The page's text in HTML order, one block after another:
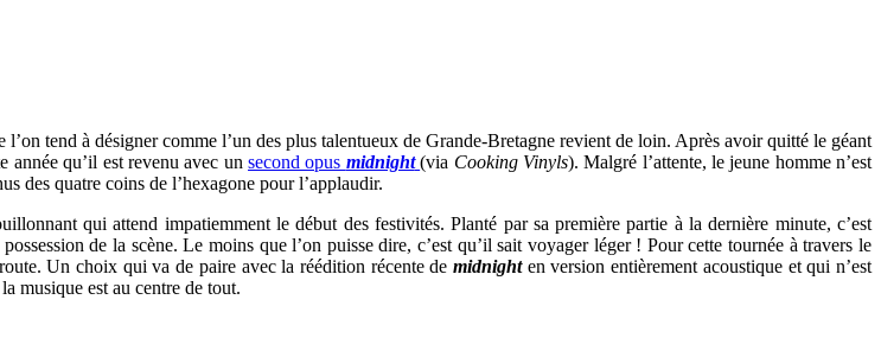
tend à désigner comme l’un des plus talentueux de Grande-Bretagne revient de loin. Après avoir quitté le géant
année qu’il est revenu avec unsecond opus midnight (via Cooking Vinyls). Malgré l’attente, le jeune homme n’est
des quatre coins de l’hexagone pour l’applaudir.
qui attend impatiemment le début des festivités. Planté par sa première partie à la dernière minute, c’est
de la scène. Le moins que l’on puisse dire, c’est qu’il sait voyager léger ! Pour cette tournée à travers le
Un choix qui va de paire avec la réédition récente demidnighten version entièrement acoustique et qui n’est
musique est au centre de tout.